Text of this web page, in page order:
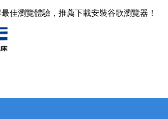
佳瀏覽體驗，推薦下載安裝谷歌瀏覽器！